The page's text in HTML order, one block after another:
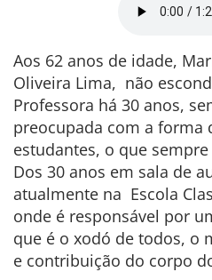
Aos 62 anos de idade,
Oliveira Lima, não
Professora há 30 anos,
preocupada com a forma
estudantes, o que
Dos 30 anos em sala de
atualmente na Escola
onde é responsável por
que é o xodó de todos, o
e contribuição do corpo